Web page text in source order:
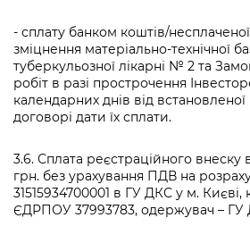
- сплату банком коштів/
зміцнення матеріально-технічної
туберкульозної лікарні № 2 та
робіт в разі прострочення
календарних днів від
договорі дати їх сплати.
3.6. Сплата реєстраційного внеску
грн. без урахування ПДВ на
31515934700001 в ГУ ДКС у м. Києві,
ЄДРПОУ 37993783, одержувач – ГУ